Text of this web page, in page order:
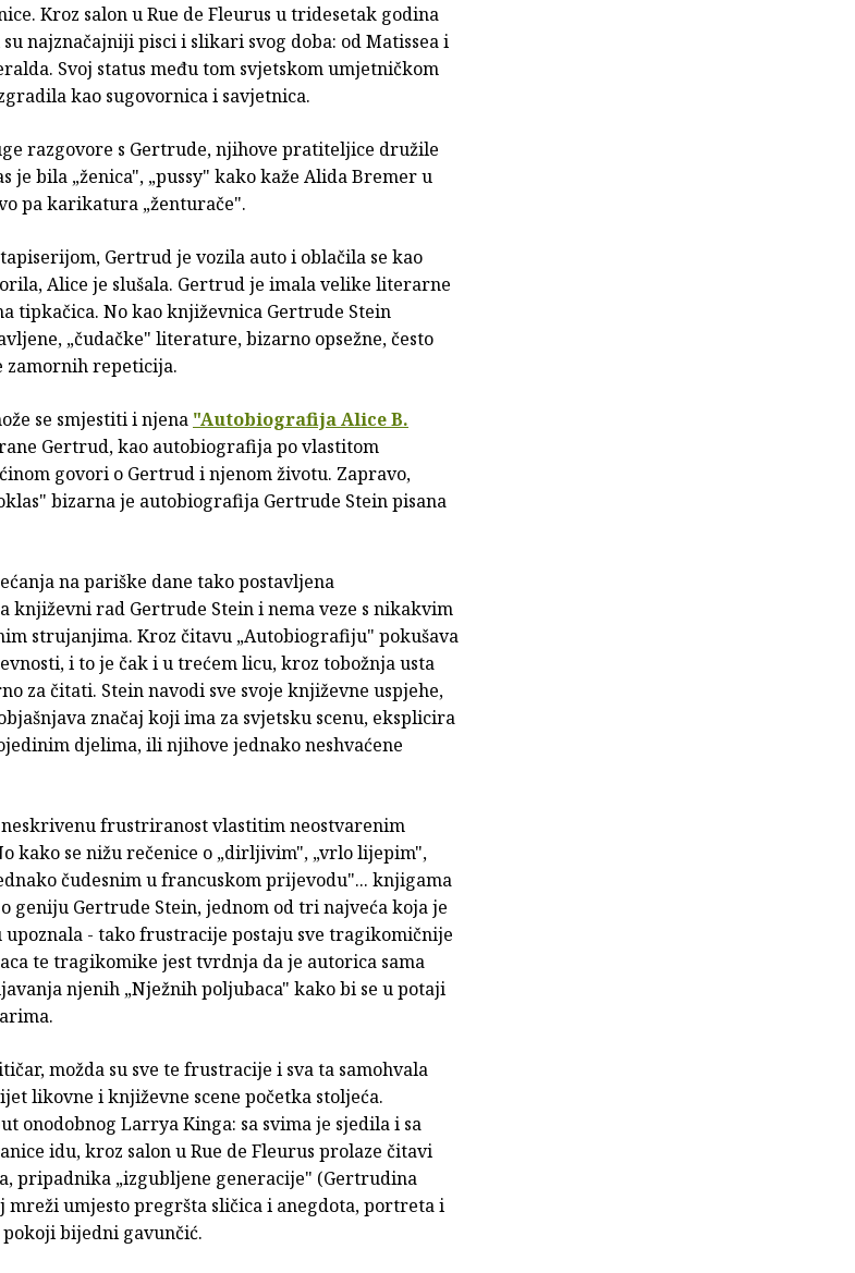
Kroz salon u Rue de Fleurus u tridesetak godina
najznačajniji pisci i slikari svog doba: od Matissea i
Svoj status među tom svjetskom umjetničkom
kao sugovornica i savjetnica.
razgovore s Gertrude, njihove pratiteljice družile
je bila „ženica", „pussy" kako kaže Alida Bremer u
pa karikatura „ženturače".
Gertrud je vozila auto i oblačila se kao
Alice je slušala. Gertrud je imala velike literarne
tipkačica. No kao književnica Gertrude Stein
„čudačke" literature, bizarno opsežne, često
zamornih repeticija.
se smjestiti i njena "Autobiografija Alice B.
Gertrud, kao autobiografija po vlastitom
govori o Gertrud i njenom životu. Zapravo,
bizarna je autobiografija Gertrude Stein pisana
na pariške dane tako postavljena
književni rad Gertrude Stein i nema veze s nikakvim
strujanjima. Kroz čitavu „Autobiografiju" pokušava
i to je čak i u trećem licu, kroz tobožnja usta
za čitati. Stein navodi sve svoje književne uspjehe,
značaj koji ima za svjetsku scenu, eksplicira
djelima, ili njihove jednako neshvaćene
frustriranost vlastitim neostvarenim
kako se nižu rečenice o „dirljivim", „vrlo lijepim",
čudesnim u francuskom prijevodu"... knjigama
geniju Gertrude Stein, jednom od tri najveća koja je
- tako frustracije postaju sve tragikomičnije
te tragikomike jest tvrdnja da je autorica sama
njenih „Nježnih poljubaca" kako bi se u potaji
možda su sve te frustracije i sva ta samohvala
likovne i književne scene početka stoljeća.
onodobnog Larrya Kinga: sa svima je sjedila i sa
idu, kroz salon u Rue de Fleurus prolaze čitavi
pripadnika „izgubljene generacije" (Gertrudina
mreži umjesto pregršta sličica i anegdota, portreta i
bijedni gavunčić.